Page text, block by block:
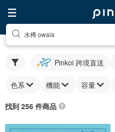
水樽 owala
Pinkoi 跨境直送
色系 機能 容量
找到 256 件商品